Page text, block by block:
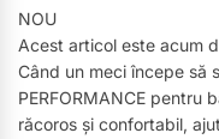
NOU
Acest articol este acum
Când un meci începe să
PERFORMANCE pentru
răcoros și confortabil,